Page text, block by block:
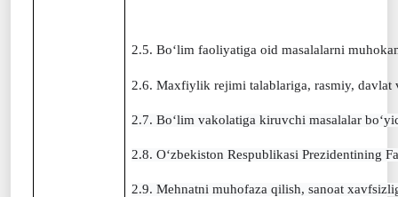
2.5. Bo‘lim faoliyatiga oid masalalarni
2.6. Maxfiylik rejimi talablariga, rasmiy, davlat
2.7. Bo‘lim vakolatiga kiruvchi masalalar
2.8. O‘zbekiston Respublikasi Prezidentining
2.9. Mehnatni muhofaza qilish, sanoat